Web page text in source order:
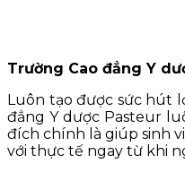
Trường Cao đẳng Y
Luôn tạo được sức hút
đẳng Y dược Pasteur
đích chính là giúp sinh
với thực tế ngay từ khi